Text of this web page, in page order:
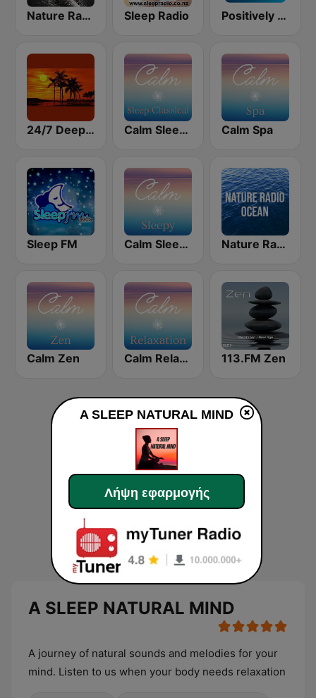
Nature Radio Sleep Sleep Radio Positively Sleep Relax
24/7 Deep Sleep Music Relaxing Music Insomnia Sleep Relaxing Music Study Sleep Meditation Calm Sleep Classical Calm Spa
Sleep FM Calm Sleepy Nature Radio Ocean
Calm Zen Calm Relaxation 113.FM Zen
A SLEEP NATURAL MIND
A journey of natural sounds and melodies for your
mind. Listen to us when your body needs relaxation
A SLEEP NATURAL MIND
Λήψη εφαρμογής